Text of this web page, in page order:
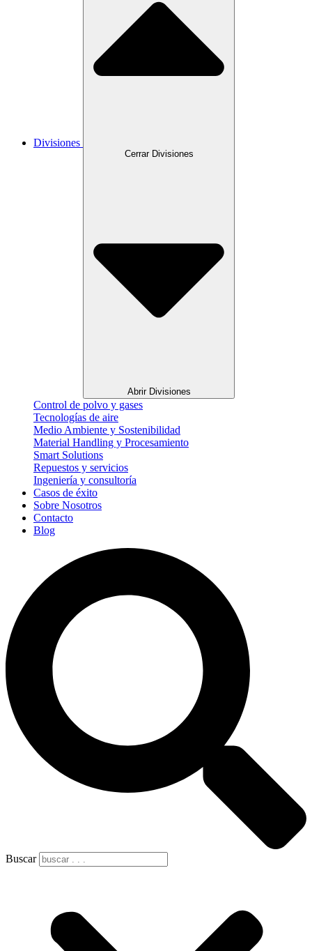
Divisiones
Cerrar Divisiones
Abrir Divisiones
Control de polvo y gases
Tecnologías de aire
Medio Ambiente y Sostenibilidad
Material Handling y Procesamiento
Smart Solutions
Repuestos y servicios
Ingeniería y consultoría
Casos de éxito
Sobre Nosotros
Contacto
Blog
Buscar